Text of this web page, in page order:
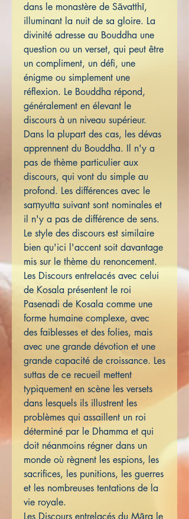
dans le monastère de Sāvatthī,
illuminant la nuit de sa gloire. La
divinité adresse au Bouddha une
question ou un verset, qui peut être
un compliment, un défi, une
énigme ou simplement une
réflexion. Le Bouddha répond,
généralement en élevant le
discours à un niveau supérieur.
Dans la plupart des cas, les dévas
apprennent du Bouddha. Il n'y a
pas de thème particulier aux
discours, qui vont du simple au
profond. Les différences avec le
saṃyutta suivant sont nominales et
il n'y a pas de différence de sens.
Le style des discours est similaire
bien qu'ici l'accent soit davantage
mis sur le thème du renoncement.
Les Discours entrelacés avec celui
de Kosala présentent le roi
Pasenadi de Kosala comme une
forme humaine complexe, avec
des faiblesses et des folies, mais
avec une grande dévotion et une
grande capacité de croissance. Les
suttas de ce recueil mettent
typiquement en scène les versets
dans lesquels ils illustrent les
problèmes qui assaillent un roi
déterminé par le Dhamma et qui
doit néanmoins régner dans un
monde où règnent les espions, les
sacrifices, les punitions, les guerres
et les nombreuses tentations de la
vie royale.
Les Discours entrelacés du Māra le